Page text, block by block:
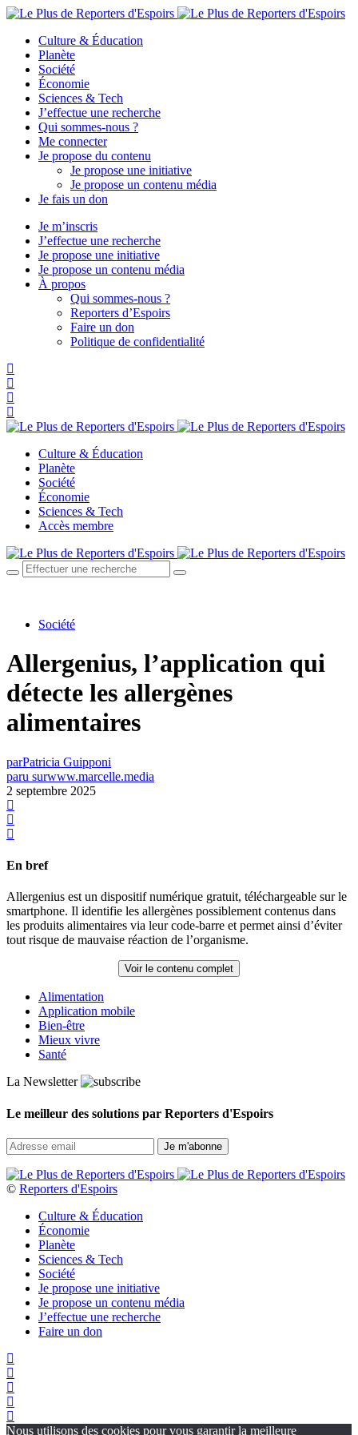
Culture & Éducation
Planète
Société
Économie
Sciences & Tech
J’effectue une recherche
Qui sommes-nous ?
Me connecter
Je propose du contenu
Je propose une initiative
Je propose un contenu média
Je fais un don
Je m’inscris
J’effectue une recherche
Je propose une initiative
Je propose un contenu média
À propos
Qui sommes-nous ?
Reporters d’Espoirs
Faire un don
Politique de confidentialité
Culture & Éducation
Planète
Société
Économie
Sciences & Tech
Accès membre
Société
Allergenius, l’application qui
détecte les allergènes
alimentaires
parPatricia Guipponi
paru surwww.marcelle.media
2 septembre 2025
En bref
Allergenius est un dispositif numérique gratuit, téléchargeable sur le
smartphone. Il identifie les allergènes possiblement contenus dans
les produits alimentaires via leur code-barre et permet ainsi d’éviter
tout risque de mauvaise réaction de l’organisme.
Voir le contenu complet
Alimentation
Application mobile
Bien-être
Mieux vivre
Santé
La Newsletter
Le meilleur des solutions par Reporters d'Espoirs
© Reporters d'Espoirs
Culture & Éducation
Économie
Planète
Sciences & Tech
Société
Je propose une initiative
Je propose un contenu média
J’effectue une recherche
Faire un don
Nous utilisons des cookies pour vous garantir la meilleure